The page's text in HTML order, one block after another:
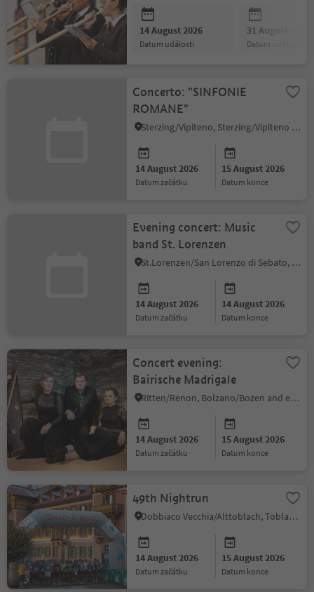
14 August 2026
datum události
31 August 2026
datum události
Concerto: "SINFONIE
ROMANE"
Sterzing/Vipiteno, Sterzing/Vipiteno and environs
14 August 2026
datum začátku
15 August 2026
datum konce
Evening concert: Music
band St. Lorenzen
St.Lorenzen/San Lorenzo di Sebato, Dolomites Region Kronplatz/Plan de Corones
14 August 2026
datum začátku
14 August 2026
datum konce
Concert evening:
Bairische Madrigale
Ritten/Renon, Bolzano/Bozen and environs
14 August 2026
datum začátku
15 August 2026
datum konce
49th Nightrun
Dobbiaco Vecchia/Alttoblach, Toblach/Dobbiaco, Dolomites Region 3 Zinnen
14 August 2026
datum začátku
15 August 2026
datum konce